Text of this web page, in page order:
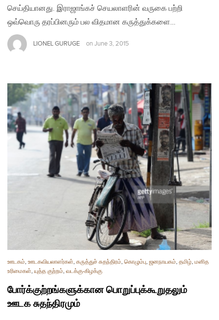
செய்தியானது. இராஜாங்கச் செயலாளரின் வருகை பற்றி
ஒவ்வொரு தரப்பினரும் பல விதமான கருத்துக்களை…
LIONEL GURUGE on June 3, 2015
ஊடகம், ஊடகவியலாளர்கள், கருத்துச் சுதந்திரம், கொழும்பு, ஜனநாயகம், தமிழ், மனித
உரிமைகள், யுத்த குற்றம், வடக்கு-கிழக்கு
போர்க்குற்றங்களுக்கான பொறுப்புக்கூறுதலும்
ஊடக சுதந்திரமும்